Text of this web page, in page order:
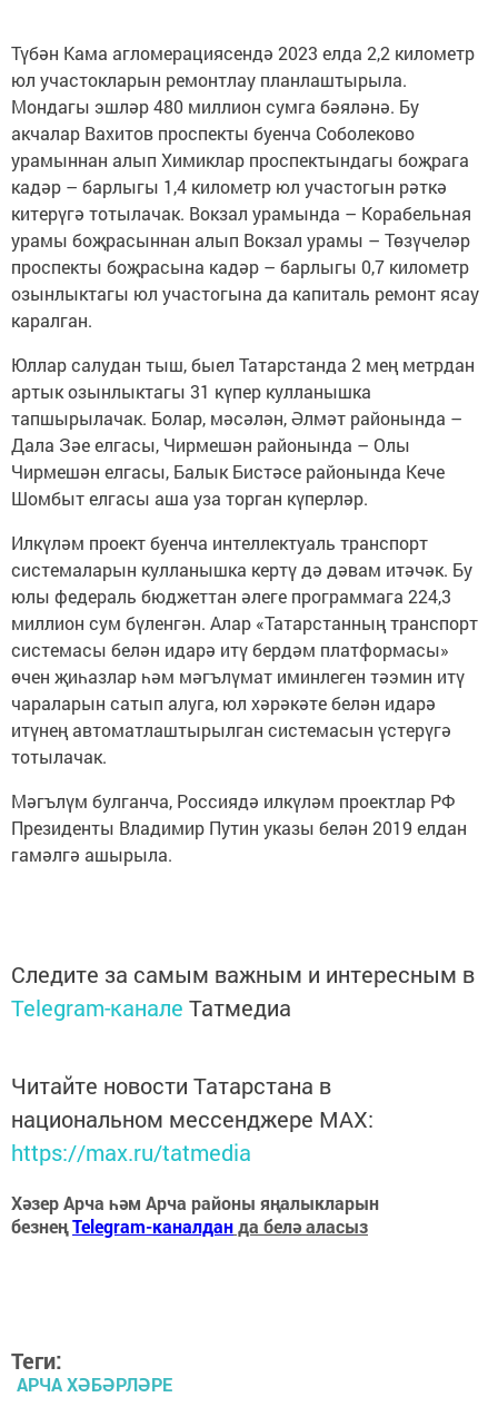
Түбән Кама агломерациясендә 2023 елда 2,2 километр
юл участокларын ремонтлау планлаштырыла.
Мондагы эшләр 480 миллион сумга бәяләнә. Бу
акчалар Вахитов проспекты буенча Соболеково
урамыннан алып Химиклар проспектындагы боҗрага
кадәр – барлыгы 1,4 километр юл участогын рәткә
китерүгә тотылачак. Вокзал урамында – Корабельная
урамы боҗрасыннан алып Вокзал урамы – Төзүчеләр
проспекты боҗрасына кадәр – барлыгы 0,7 километр
озынлыктагы юл участогына да капиталь ремонт ясау
каралган.
Юллар салудан тыш, быел Татарстанда 2 мең метрдан
артык озынлыктагы 31 күпер кулланышка
тапшырылачак. Болар, мәсәлән, Әлмәт районында –
Дала Зәе елгасы, Чирмешән районында – Олы
Чирмешән елгасы, Балык Бистәсе районында Кече
Шомбыт елгасы аша уза торган күперләр.
Илкүләм проект буенча интеллектуаль транспорт
системаларын кулланышка кертү дә дәвам итәчәк. Бу
юлы федераль бюджеттан әлеге программага 224,3
миллион сум бүленгән. Алар «Татарстанның транспорт
системасы белән идарә итү бердәм платформасы»
өчен җиһазлар һәм мәгълүмат иминлеген тәэмин итү
чараларын сатып алуга, юл хәрәкәте белән идарә
итүнең автоматлаштырылган системасын үстерүгә
тотылачак.
Мәгълүм булганча, Россиядә илкүләм проектлар РФ
Президенты Владимир Путин указы белән 2019 елдан
гамәлгә ашырыла.
Следите за самым важным и интересным в
Telegram-канале Татмедиа
Читайте новости Татарстана в
национальном мессенджере MАХ:
https://max.ru/tatmedia
Хәзер Арча һәм Арча районы яңалыкларын
безнеңTelegram-каналданда белә аласыз
Теги:
АРЧА ХӘБӘРЛӘРЕ